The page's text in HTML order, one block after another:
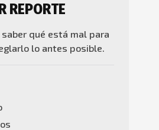
REPORTE
saber qué está mal para
lo antes posible.